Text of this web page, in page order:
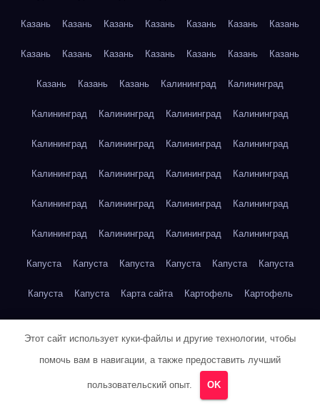
Казань Казань Казань Казань Казань Казань Казань
Казань Казань Казань Казань Казань Казань Казань
Казань Казань Казань Калининград Калининград
Калининград Калининград Калининград Калининград
Калининград Калининград Калининград Калининград
Калининград Калининград Калининград Калининград
Калининград Калининград Калининград Калининград
Калининград Калининград Калининград Калининград
Капуста Капуста Капуста Капуста Капуста Капуста
Капуста Капуста Карта сайта Картофель Картофель
Кейптаун
Кейптаун Кейптаун Кейптаун
Этот сайт использует куки-файлы и другие технологии, чтобы
помочь вам в навигации, а также предоставить лучший
пользовательский опыт. OK